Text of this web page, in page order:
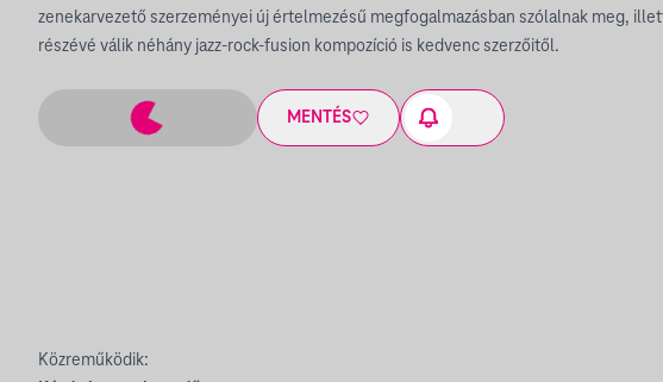
zenekarvezető szerzeményei új értelmezésű megfogalmazásban szólalnak meg,
részévé válik néhány jazz-rock-fusion kompozíció is kedvenc szerzőitől.
MENTÉS
Közreműködik: